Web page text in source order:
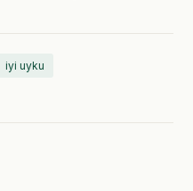
iyi uyku